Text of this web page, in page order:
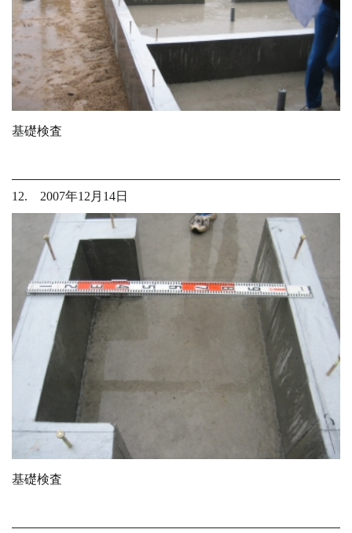
基礎検査
12. 2007年12月14日
基礎検査